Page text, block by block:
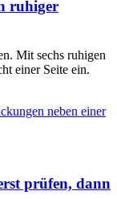
ruhiger
Mit sechs ruhigen
einer Seite ein.
prüfen, dann